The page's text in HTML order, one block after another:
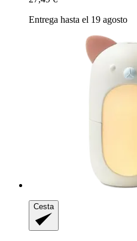
Entrega hasta el 19 agosto
Cesta